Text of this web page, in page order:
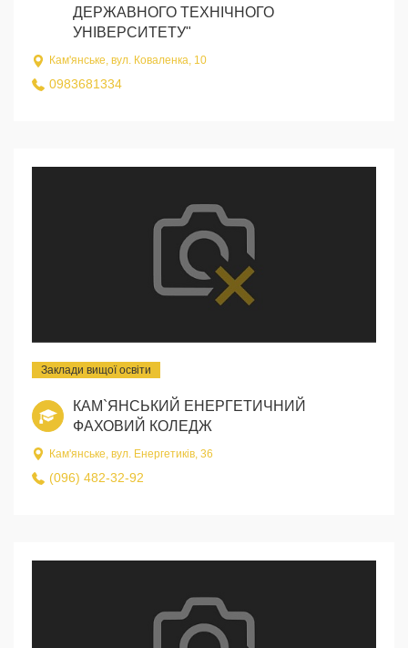
ДЕРЖАВНОГО ТЕХНІЧНОГО
УНІВЕРСИТЕТУ"
Кам'янське, вул. Коваленка, 10
0983681334
Заклади вищої освіти
КАМ`ЯНСЬКИЙ ЕНЕРГЕТИЧНИЙ
ФАХОВИЙ КОЛЕДЖ
Кам'янське, вул. Енергетиків, 36
(096) 482-32-92